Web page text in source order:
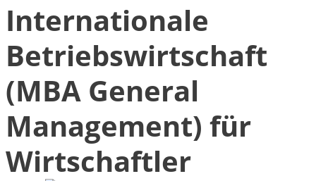
Internationale
Betriebswirtschaft
(MBA General
Management) für
Wirtschaftler